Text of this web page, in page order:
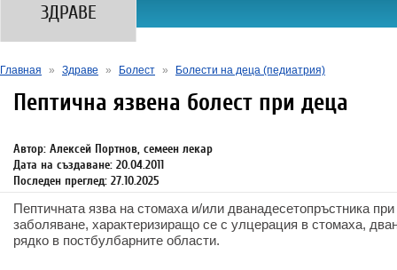
ЗДРАВЕ
Главная » Здраве » Болест » Болести на деца (педиатрия)
Пептична язвена болест при деца
Автор: Алексей Портнов, семеен лекар
Дата на създаване: 20.04.2011
Последен преглед: 27.10.2025
Пептичната язва на стомаха и/или дванадесетопръстника
заболяване, характеризиращо се с улцерация в стомаха,
рядко в постбулбарните области.